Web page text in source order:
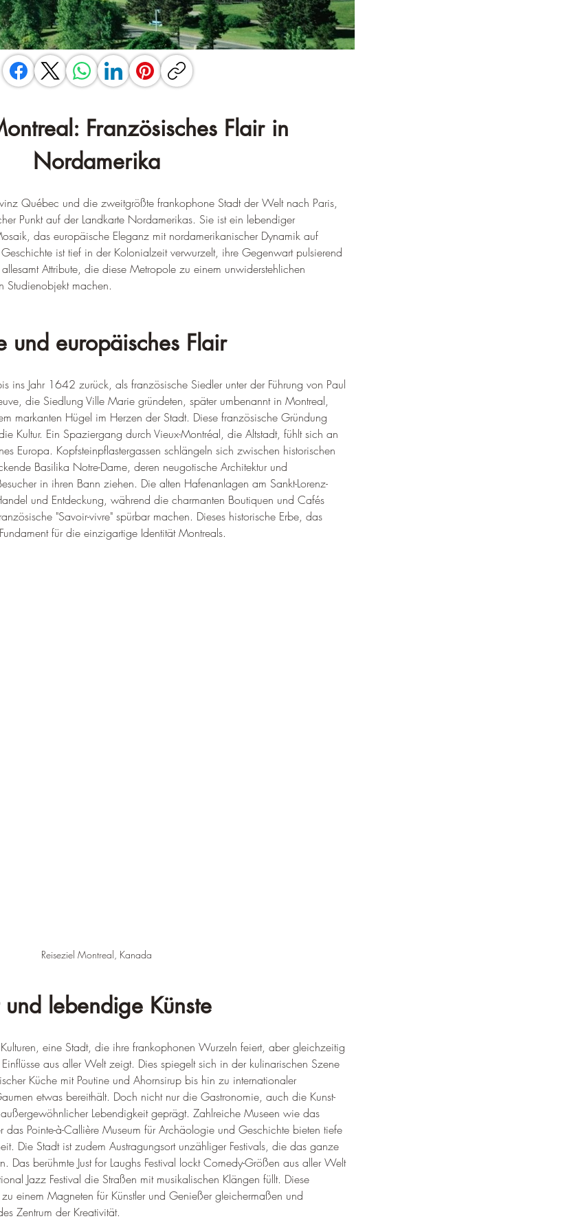
Französisches Flair in
Nordamerika
Québec und die zweitgrößte frankophone Stadt der Welt nach Paris,
Punkt auf der Landkarte Nordamerikas. Sie ist ein lebendiger
das europäische Eleganz mit nordamerikanischer Dynamik auf
ist tief in der Kolonialzeit verwurzelt, ihre Gegenwart pulsierend
Attribute, die diese Metropole zu einem unwiderstehlichen
Studienobjekt machen.
und europäisches Flair
ins Jahr 1642 zurück, als französische Siedler unter der Führung von Paul
die Siedlung Ville Marie gründeten, später umbenannt in Montreal,
markanten Hügel im Herzen der Stadt. Diese französische Gründung
Kultur. Ein Spaziergang durch Vieux-Montréal, die Altstadt, fühlt sich an
Europa. Kopfsteinpflastergassen schlängeln sich zwischen historischen
Basilika Notre-Dame, deren neugotische Architektur und
in ihren Bann ziehen. Die alten Hafenanlagen am Sankt-Lorenz-
und Entdeckung, während die charmanten Boutiquen und Cafés
"Savoir-vivre" spürbar machen. Dieses historische Erbe, das
für die einzigartige Identität Montreals.
Reiseziel Montreal, Kanada
lebendige Künste
eine Stadt, die ihre frankophonen Wurzeln feiert, aber gleichzeitig
aus aller Welt zeigt. Dies spiegelt sich in der kulinarischen Szene
Küche mit Poutine und Ahornsirup bis hin zu internationaler
etwas bereithält. Doch nicht nur die Gastronomie, auch die Kunst-
Lebendigkeit geprägt. Zahlreiche Museen wie das
das Pointe-à-Callière Museum für Archäologie und Geschichte bieten tiefe
Die Stadt ist zudem Austragungsort unzähliger Festivals, die das ganze
Das berühmte Just for Laughs Festival lockt Comedy-Größen aus aller Welt
Jazz Festival die Straßen mit musikalischen Klängen füllt. Diese
einem Magneten für Künstler und Genießer gleichermaßen und
Zentrum der Kreativität.